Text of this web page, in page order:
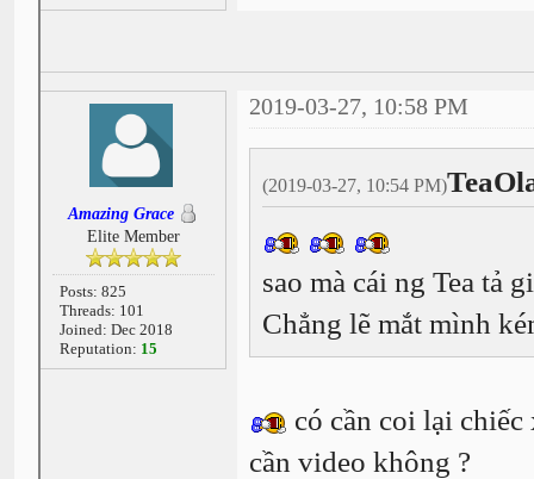
Amazing Grace
Elite Member
Posts: 825
Threads: 101
Joined: Dec 2018
Reputation: 15
2019-03-27, 10:58 PM
(2019-03-27, 10:54 PM)
sao mà cái ng Tea tả
Chẳng lẽ mắt mình
có cần coi lại chiếc
cần video không ?